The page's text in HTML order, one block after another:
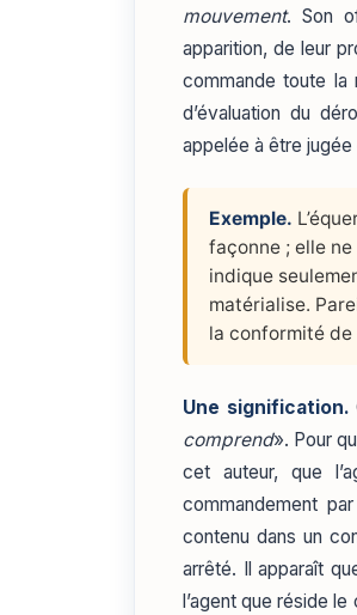
mouvement. Son
apparition, de leur
commande toute la
d’évaluation du
appelée à être jugée
Exemple.
façonne ; elle
indique
matérialise.
la conformité
Une signification.
comprend». Pour
cet auteur, que
commandement
contenu dans un
arrêté. Il apparaît
l’agent que réside